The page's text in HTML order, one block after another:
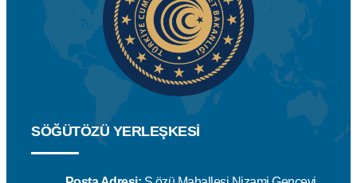
SÖĞÜTÖZÜ YERLEŞKESİ